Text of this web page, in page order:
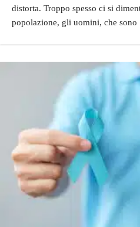
distorta. Troppo spesso ci si
popolazione, gli uomini, che sono